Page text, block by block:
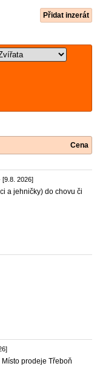
Přidat inzerát
Cena
[9.8. 2026]
a jehničky) do chovu či
prodeje Třeboň